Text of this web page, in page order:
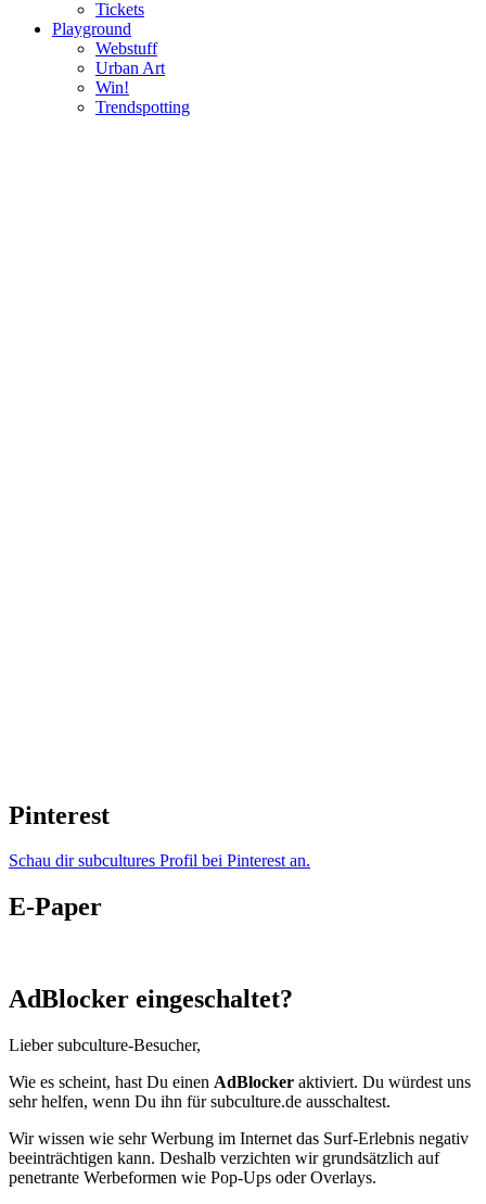
Tickets
Playground
Webstuff
Urban Art
Win!
Trendspotting
Pinterest
Schau dir subcultures Profil bei Pinterest an.
E-Paper
AdBlocker eingeschaltet?
Lieber subculture-Besucher,
Wie es scheint, hast Du einen AdBlocker aktiviert. Du würdest uns
sehr helfen, wenn Du ihn für subculture.de ausschaltest.
Wir wissen wie sehr Werbung im Internet das Surf-Erlebnis negativ
beeinträchtigen kann. Deshalb verzichten wir grundsätzlich auf
penetrante Werbeformen wie Pop-Ups oder Overlays.